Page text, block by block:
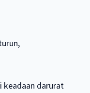
keadaan darurat